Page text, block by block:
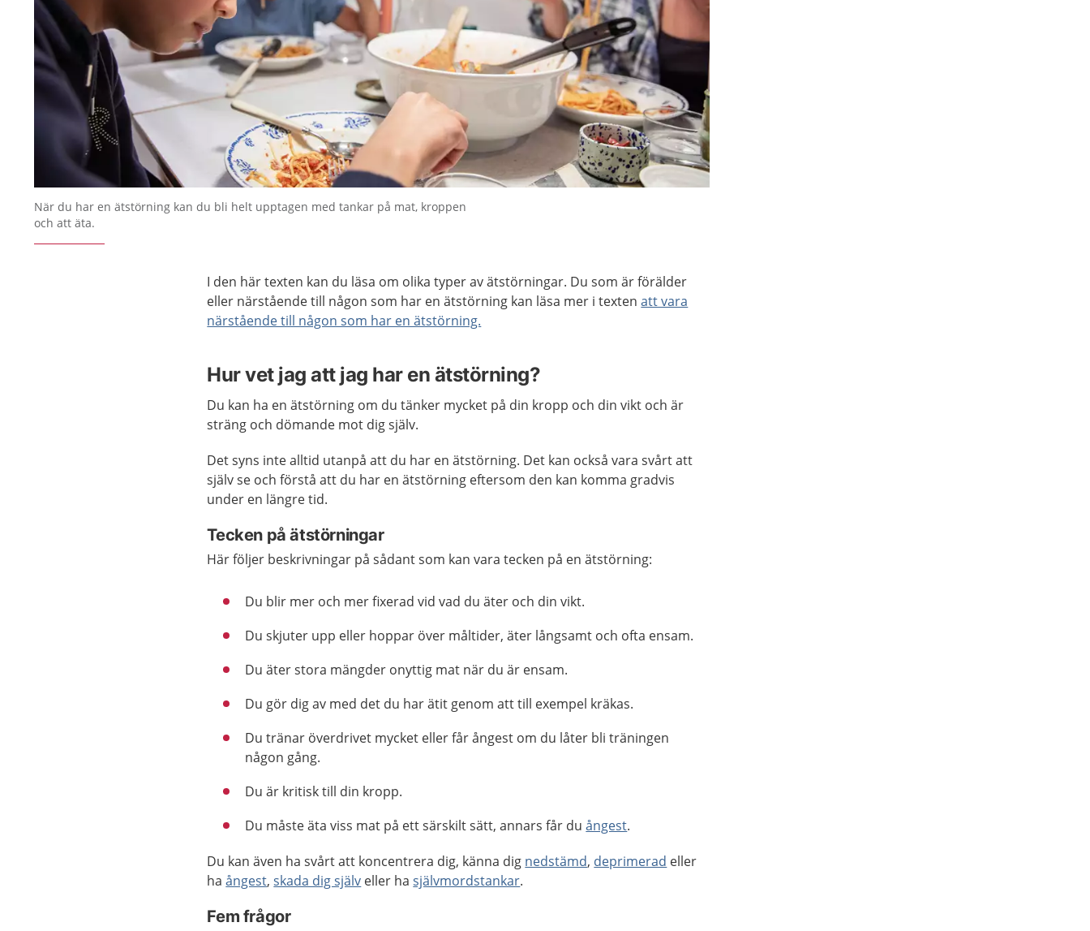
När du har en ätstörning kan du bli helt upptagen med tankar på mat, kroppen
och att äta.
I den här texten kan du läsa om olika typer av ätstörningar. Du som är förälder
eller närstående till någon som har en ätstörning kan läsa mer i textenatt vara
närstående till någon som har en ätstörning.
Hur vet jag att jag har en ätstörning?
Du kan ha en ätstörning om du tänker mycket på din kropp och din vikt och är
sträng och dömande mot dig själv.
Det syns inte alltid utanpå att du har en ätstörning. Det kan också vara svårt att
själv se och förstå att du har en ätstörning eftersom den kan komma gradvis
under en längre tid.
Tecken på ätstörningar
Här följer beskrivningar på sådant som kan vara tecken på en ätstörning:
Du blir mer och mer fixerad vid vad du äter och din vikt.
Du skjuter upp eller hoppar över måltider, äter långsamt och ofta ensam.
Du äter stora mängder onyttig mat när du är ensam.
Du gör dig av med det du har ätit genom att till exempel kräkas.
Du tränar överdrivet mycket eller får ångest om du låter bli träningen
någon gång.
Du är kritisk till din kropp.
Du måste äta viss mat på ett särskilt sätt, annars får duångest.
Du kan även ha svårt att koncentrera dig, känna dig nedstämd, deprimerad eller
haångest,skada dig själv eller hasjälvmordstankar.
Fem frågor